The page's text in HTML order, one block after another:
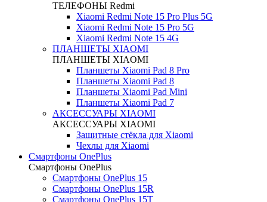
ТЕЛЕФОНЫ Redmi
Xiaomi Redmi Note 15 Pro Plus 5G
Xiaomi Redmi Note 15 Pro 5G
Xiaomi Redmi Note 15 4G
ПЛАНШЕТЫ XIAOMI
ПЛАНШЕТЫ XIAOMI
Планшеты Xiaomi Pad 8 Pro
Планшеты Xiaomi Pad 8
Планшеты Xiaomi Pad Mini
Планшеты Xiaomi Pad 7
АКСЕССУАРЫ XIAOMI
АКСЕССУАРЫ XIAOMI
Защитные стёкла для Xiaomi
Чехлы для Xiaomi
Смартфоны OnePlus
Смартфоны OnePlus
Смартфоны OnePlus 15
Смартфоны OnePlus 15R
Смартфоны OnePlus 15T